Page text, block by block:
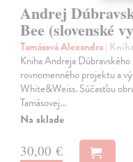
Andrej
Bee (slovenské
Tamásová Alexandra| Kniha
Kniha Andreja
rovnomenného projektu a
White&Weiss. Súčasťou
Tamásovej…
Na sklade
30,00 €